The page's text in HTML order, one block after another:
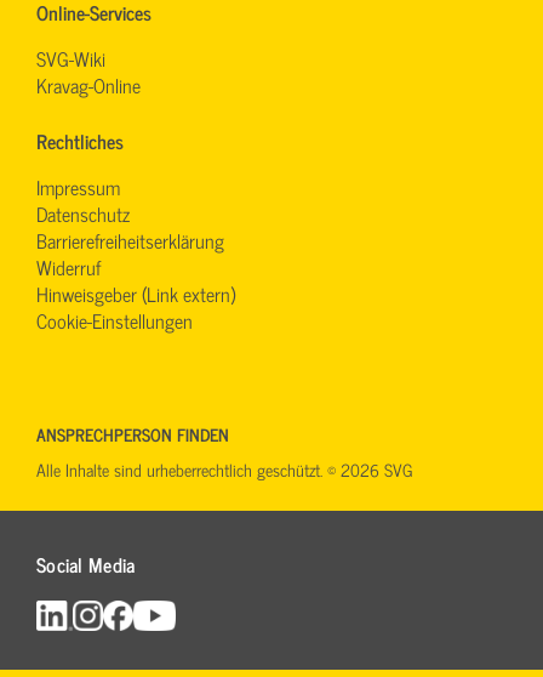
Online-Services
SVG-Wiki
Kravag-Online
Rechtliches
Impressum
Datenschutz
Barrierefreiheitserklärung
Widerruf
Hinweisgeber (Link extern)
Cookie-Einstellungen
Social Media
ANSPRECHPERSON FINDEN
Alle Inhalte sind urheberrechtlich geschützt. © 2026 SVG